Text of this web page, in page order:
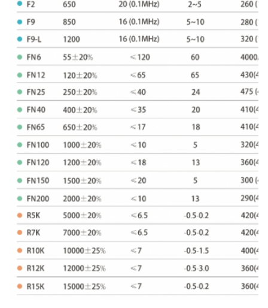
14.2x20x6.35 14.2±0.5 20 ± 0.5 6.35±0.4
14.2 x 20 x 7.2 14.2±0.5 20 ± 0.5 7.2±0.4
14.2×20×9 14.2±0.4 20 ± 0.5 9 ± 0.3
14.2×20×10 14.2±0.4 10 ± 0.4
14.2x23x8.2 14.2±0.4 8.2±0.3
14.2x23x7.5 14.2±0.5 23 ± 0.6 7.5±0.4
14.2x23.5x6.7 14.2±0.5 6.7±0.4
14.2×23.5×8 14.2±0.5 8 ± 0.4
14.2×23.5×9 14.2±0.4 23.5±0.5 9 ± 0.3
14.2x24x6.35 14.2±0.4 6.35±0.3
14.2×24×9 14.2±0.5 24 ± 0.6 9 ± 0.5
14×24×9.5 14 ± 0.5 9.5±0.5